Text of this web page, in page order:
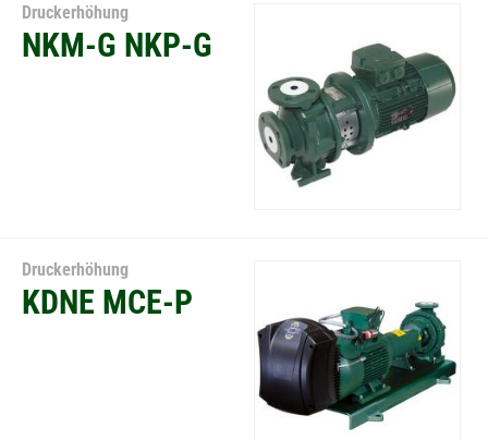
Druckerhöhung
NKM-G NKP-G
Druckerhöhung
KDNE MCE-P